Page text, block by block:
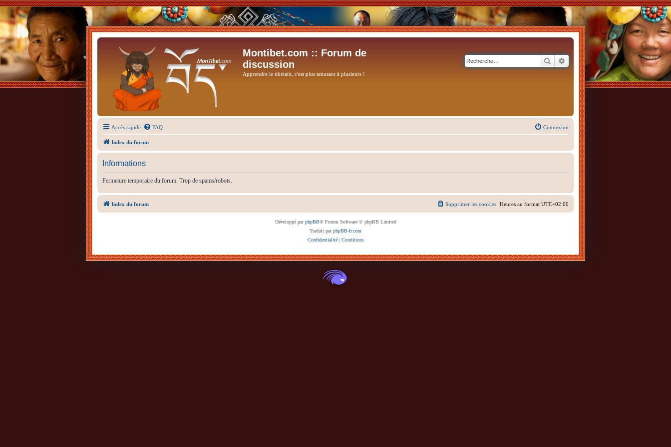
Montibet.com :: Forum de
discussion
Apprendre le tibétain, c'est plus amusant à plusieurs !
RechercherRecherche avancée
Accès rapide FAQ Connexion
Index du forum
Informations
Fermeture temporaire du forum. Trop de spams/robots.
Index du forum Heures au format UTC+02:00
Supprimer les cookies
Développé parphpBB® Forum Software © phpBB Limited
Traduit parphpBB-fr.com
Confidentialité| Conditions